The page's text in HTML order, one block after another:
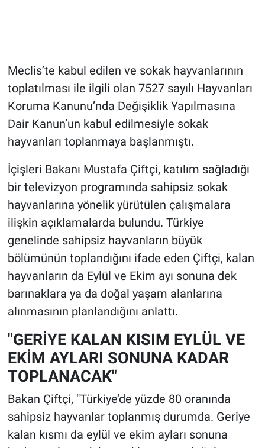
Meclis’te kabul edilen ve sokak hayvanlarının
toplatılması ile ilgili olan 7527 sayılı Hayvanları
Koruma Kanunu’nda Değişiklik Yapılmasına
Dair Kanun’un kabul edilmesiyle sokak
hayvanları toplanmaya başlanmıştı.
İçişleri Bakanı Mustafa Çiftçi, katılım sağladığı
bir televizyon programında sahipsiz sokak
hayvanlarına yönelik yürütülen çalışmalara
ilişkin açıklamalarda bulundu. Türkiye
genelinde sahipsiz hayvanların büyük
bölümünün toplandığını ifade eden Çiftçi, kalan
hayvanların da Eylül ve Ekim ayı sonuna dek
barınaklara ya da doğal yaşam alanlarına
alınmasının planlandığını anlattı.
"GERİYE KALAN KISIM EYLÜL VE
EKİM AYLARI SONUNA KADAR
TOPLANACAK"
Bakan Çiftçi, "Türkiye’de yüzde 80 oranında
sahipsiz hayvanlar toplanmış durumda. Geriye
kalan kısmı da eylül ve ekim ayları sonuna